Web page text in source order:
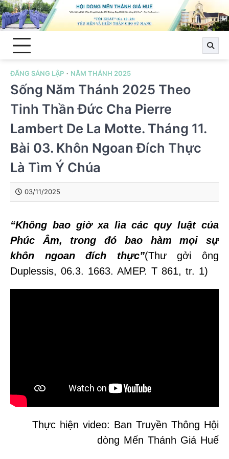
Skip
to
content
ĐẤNG SÁNG LẬP NĂM THÁNH 2025
Sống Năm Thánh 2025 Theo
Tinh Thần Đức Cha Pierre
Lambert De La Motte. Tháng 11.
Bài 03. Khôn Ngoan Đích Thực
Là Tìm Ý Chúa
03/11/2025
“Không bao giờ xa lìa các quy luật của
Phúc Âm, trong đó bao hàm mọi sự
khôn ngoan đích thực”(Thư gởi ông
Duplessis, 06.3. 1663. AMEP. T 861, tr. 1)
Thực hiện video: Ban Truyền Thông Hội
dòng Mến Thánh Giá Huế